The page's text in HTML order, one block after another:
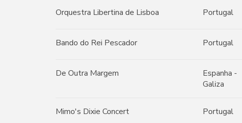
Orquestra Libertina de Lisboa Portugal
Bando do Rei Pescador Portugal
De Outra Margem
Espanha -
Galiza
Mimo's Dixie Concert Portugal